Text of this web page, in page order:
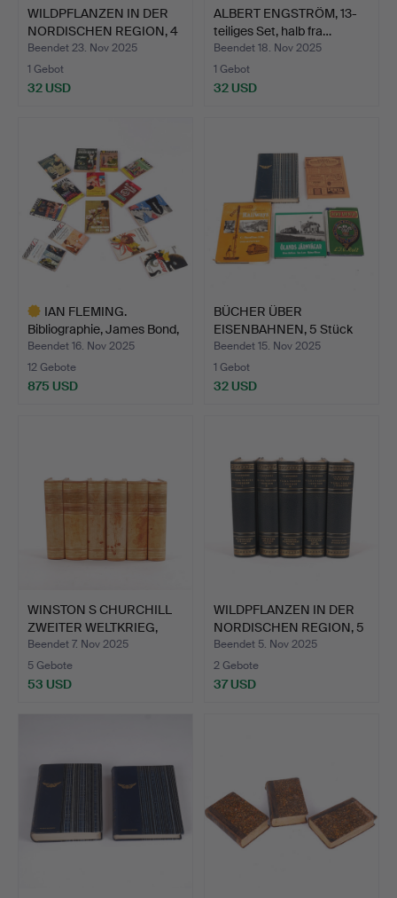
WILDPFLANZEN IN DER
NORDISCHEN REGION, 4
B…
Beendet 23. Nov 2025
1 Gebot
32 USD
ALBERT ENGSTRÖM, 13-
teiliges Set, halb fra…
Beendet 18. Nov 2025
1 Gebot
32 USD
IAN FLEMING.
Bibliographie, James Bond,
ko…
Beendet 16. Nov 2025
12 Gebote
875 USD
BÜCHER ÜBER
EISENBAHNEN, 5 Stück
usw., sch…
Beendet 15. Nov 2025
1 Gebot
32 USD
WINSTON S CHURCHILL
ZWEITER WELTKRIEG,
sec…
Beendet 7. Nov 2025
5 Gebote
53 USD
WILDPFLANZEN IN DER
NORDISCHEN REGION, 5
B…
Beendet 5. Nov 2025
2 Gebote
37 USD